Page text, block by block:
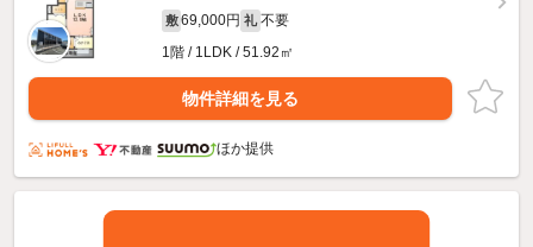
敷 69,000円 礼 不要
1階 / 1LDK / 51.92㎡
物件詳細を見る
ほか提供